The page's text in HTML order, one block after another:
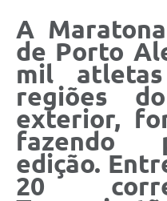
A
de Porto
mil
regiões
exterior,
fazendo
edição.
20